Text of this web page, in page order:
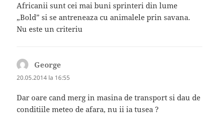
Africanii sunt cei mai buni sprinteri din lume
„Bold” si se antreneaza cu animalele prin savana.
Nu este un criteriu
George
20.05.2014 la 16:55
Dar oare cand merg in masina de transport si dau de
conditiile meteo de afara, nu ii ia tusea ?